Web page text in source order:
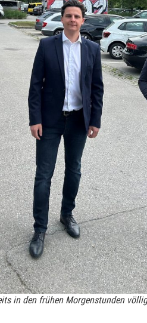
in den frühen Morgenstunden